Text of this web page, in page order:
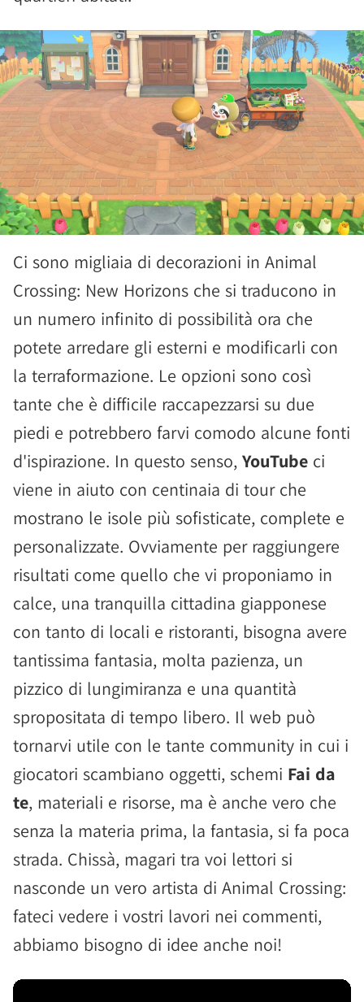
Ci sono migliaia di decorazioni in Animal
Crossing: New Horizons che si traducono in
un numero infinito di possibilità ora che
potete arredare gli esterni e modificarli con
la terraformazione. Le opzioni sono così
tante che è difficile raccapezzarsi su due
piedi e potrebbero farvi comodo alcune fonti
d'ispirazione. In questo senso, YouTube ci
viene in aiuto con centinaia di tour che
mostrano le isole più sofisticate, complete e
personalizzate. Ovviamente per raggiungere
risultati come quello che vi proponiamo in
calce, una tranquilla cittadina giapponese
con tanto di locali e ristoranti, bisogna avere
tantissima fantasia, molta pazienza, un
pizzico di lungimiranza e una quantità
spropositata di tempo libero. Il web può
tornarvi utile con le tante community in cui i
giocatori scambiano oggetti, schemi Fai da
te, materiali e risorse, ma è anche vero che
senza la materia prima, la fantasia, si fa poca
strada. Chissà, magari tra voi lettori si
nasconde un vero artista di Animal Crossing:
fateci vedere i vostri lavori nei commenti,
abbiamo bisogno di idee anche noi!